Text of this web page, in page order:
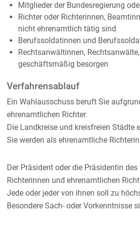
Mitglieder der Bundesregierung
Richter oder Richterinnen,
nicht ehrenamtlich tätig sind
Berufssoldatinnen und
Rechtsanwältinnen,
geschäftsmäßig besorgen
Verfahrensablauf
Ein Wahlausschuss beruft Sie
ehrenamtlichen Richter.
Die Landkreise und kreisfreien Städte
Sie werden als ehrenamtliche
Der Präsident oder die Präsidentin
Richterinnen und ehrenamtlichen
Jede oder jeder von ihnen soll zu
Besondere Sach- oder Vorkenntnisse